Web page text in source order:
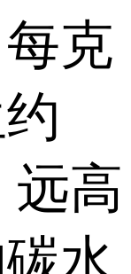
克
远高
水